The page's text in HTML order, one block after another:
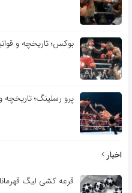
بوکس؛ تاریخچه و
پرو رسلینگ؛
اخبار
قرعه کشی لیگ قهرمانان اروپا